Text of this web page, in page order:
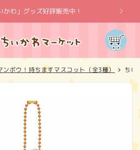
かわ」グッズ好評販売中！
カ
ー
ト
ボウ！持ちますマスコット（全3種） ちい